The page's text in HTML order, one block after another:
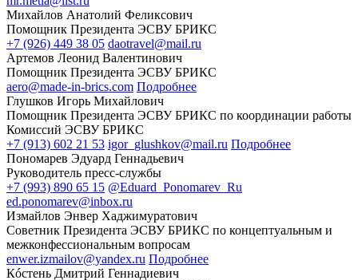
Михайлов Анатолий Феликсович
Помощник Президента ЭСВУ БРИКС
+7 (926) 449 38 05 daotravel@mail.ru
Артемов Леонид Валентинович
Помощник Президента ЭСВУ БРИКС
aero@made-in-brics.com Подробнее
Глушков Игорь Михайлович
Помощник Президента ЭСВУ БРИКС по координации работы
Комиссий ЭСВУ БРИКС
+7 (913) 602 21 53 igor_glushkov@mail.ru Подробнее
Пономарев Эдуард Геннадьевич
Руководитель пресс-службы
+7 (993) 890 65 15 @Eduard_Ponomarev_Ru
ed.ponomarev@inbox.ru
Измайлов Энвер Хаджимуратович
Советник Президента ЭСВУ БРИКС по концептуальным и
межконфессиональным вопросам
enwer.izmailov@yandex.ru Подробнее
Кóстень Дмитрий Геннадиевич